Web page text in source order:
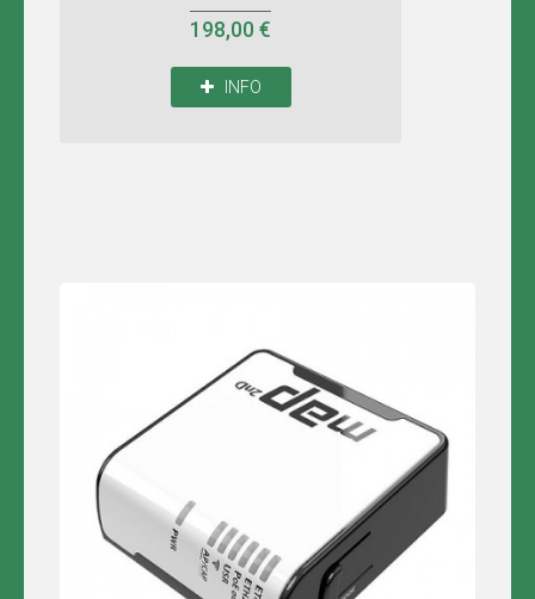
198,00 €
INFO